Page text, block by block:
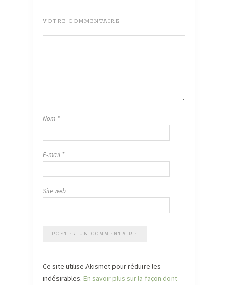
VOTRE COMMENTAIRE
Nom *
E-mail *
Site web
Ce site utilise Akismet pour réduire les
indésirables. En savoir plus sur la façon dont